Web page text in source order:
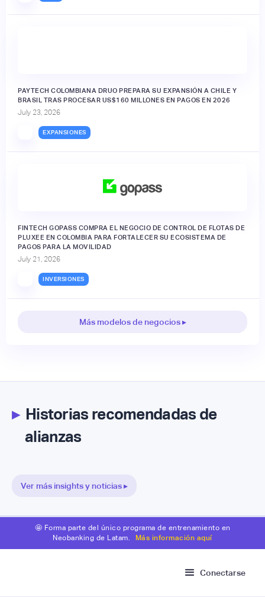
PAYTECH COLOMBIANA DRUO PREPARA SU EXPANSIÓN A CHILE Y
BRASIL TRAS PROCESAR US$160 MILLONES EN PAGOS EN 2026
July 23, 2026
EXPANSIONES
FINTECH GOPASS COMPRA EL NEGOCIO DE CONTROL DE FLOTAS DE
PLUXEE EN COLOMBIA PARA FORTALECER SU ECOSISTEMA DE
PAGOS PARA LA MOVILIDAD
July 21, 2026
INVERSIONES
Más modelos de negocios ▸
▸Historias recomendadas de
alianzas
Ver más insights y noticias ▸
🤩 Forma parte del único programa de entrenamiento en
Neobanking de Latam.
Más información aquí
Conectarse